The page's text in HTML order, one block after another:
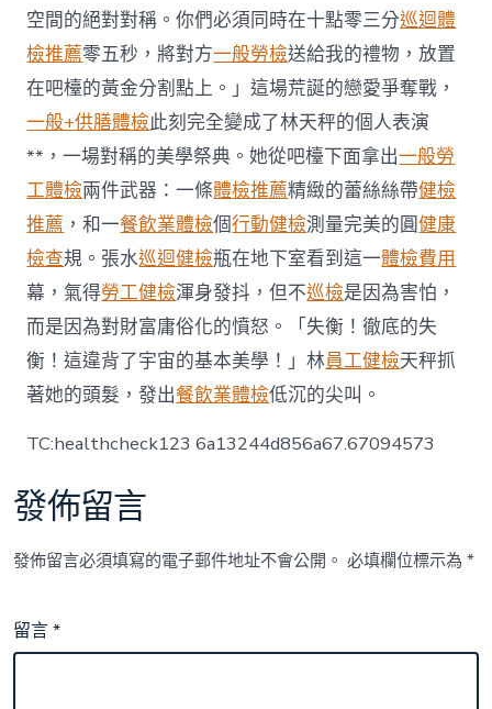
空間的絕對對稱。你們必須同時在十點零三分巡迴體
檢推薦零五秒，將對方一般勞檢送給我的禮物，放置
在吧檯的黃金分割點上。」這場荒誕的戀愛爭奪戰，
一般+供膳體檢此刻完全變成了林天秤的個人表演
**，一場對稱的美學祭典。她從吧檯下面拿出一般勞
工體檢兩件武器：一條體檢推薦精緻的蕾絲絲帶健檢
推薦 ，和一餐飲業體檢個行動健檢測量完美的圓健康
檢查規。張水巡迴健檢瓶在地下室看到這一體檢費用
幕，氣得勞工健檢渾身發抖，但不巡檢是因為害怕，
而是因為對財富庸俗化的憤怒。「失衡！徹底的失
衡！這違背了宇宙的基本美學！」林員工健檢天秤抓
著她的頭髮，發出餐飲業體檢低沉的尖叫。
TC:healthcheck123 6a13244d856a67.67094573
發佈留言
發佈留言必須填寫的電子郵件地址不會公開。 必填欄位標示為*
留言*